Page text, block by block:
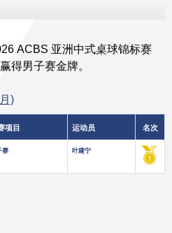
ACBS 亚洲中式桌球锦标赛
得男子赛金牌。
)
项目 运动员 名次
赛 叶建宁